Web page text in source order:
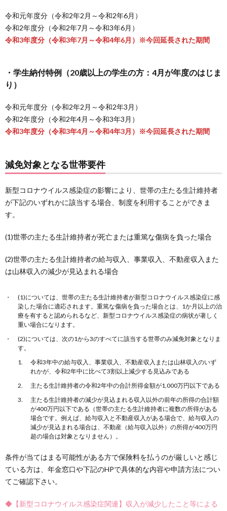
令和元年度分（令和2年2月～令和2年6月）
令和2年度分（令和2年7月～令和3年6月）
令和3年度分（令和3年7月～令和4年6月）※今回延長された期間
・学生納付特例（20歳以上の学生の方：4月が年度のはじま
り）
令和元年度分（令和2年2月～令和2年3月）
令和2年度分（令和2年4月～令和3年3月）
令和3年度分（令和3年4月～令和4年3月）※今回延長された期間
減免対象となる世帯要件
新型コロナウイルス感染症の影響により、世帯の主たる生計維持者
が下記のいずれかに該当する場合、制度を利用することができま
す。
(1)世帯の主たる生計維持者が死亡または重篤な傷病を負った場合
(2)世帯の主たる生計維持者の給与収入、事業収入、不動産収入また
は山林収入の減少が見込まれる場合
(1)については、世帯の主たる生計維持者が新型コロナウイルス感染症に感
染した場合に適応されます。重篤な傷病を負った場合とは、1か月以上の治
療を有すると認められるなど、新型コロナウイルス感染症の病状が著しく
重い場合になります。
(2)については、次の1から3のすべてに該当する世帯のみ減免対象となりま
す。
令和3年中の給与収入、事業収入、不動産収入または山林収入のいず
れかが、令和2年中に比べて3割以上減少する見込みである
主たる生計維持者の令和2年中の合計所得金額が1,000万円以下である
主たる生計維持者の減少が見込まれる収入以外の前年の所得の合計額
が400万円以下である（世帯の主たる生計維持者に複数の所得がある
場合です。例えば、給与収入と不動産収入がある場合で、給与収入の
減少が見込まれる場合は、不動産（給与収入以外）の所得が400万円
超の場合は対象となりません）。
条件が当てはまる可能性がある方で保険料を払うのが厳しいと感じ
ている方は、年金窓口や下記のHPで具体的な内容や申請方法につい
てご確認下さい。
◆【新型コロナウイルス感染症関連】収入が減少したこと等による